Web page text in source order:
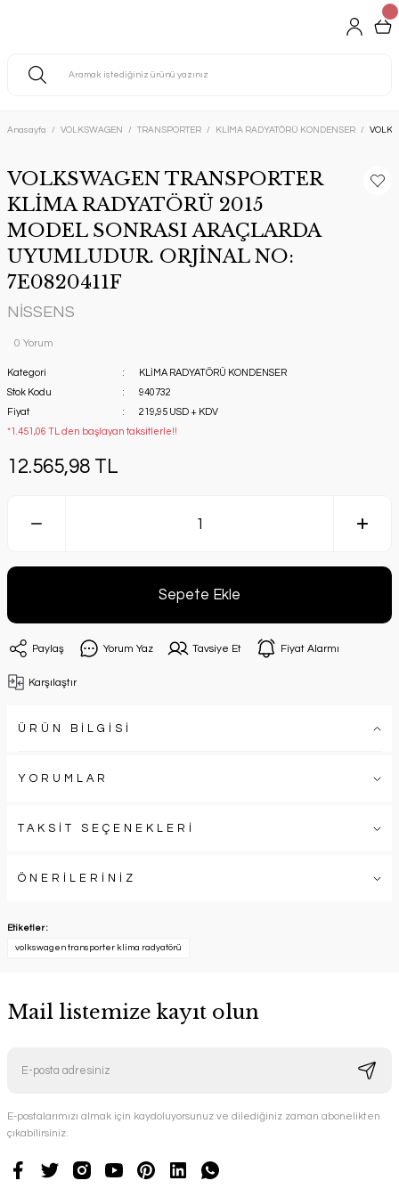
Anasayfa VOLKSWAGEN TRANSPORTER KLİMA RADYATÖRÜ KONDENSER
VOLKSWAGEN TRANSPORTER
KLİMA RADYATÖRÜ 2015
MODEL SONRASI ARAÇLARDA
UYUMLUDUR. ORJİNAL NO:
7E0820411F
NİSSENS
0 Yorum
Kategori
KLİMA RADYATÖRÜ KONDENSER
Stok Kodu
940732
Fiyat
219,95 USD + KDV
*1.451,06 TL den başlayan taksitlerle!!
12.565,98 TL
Sepete Ekle
Paylaş Yorum Yaz Tavsiye Et Fiyat Alarmı
Karşılaştır
ÜRÜN BİLGİSİ
YORUMLAR
TAKSİT SEÇENEKLERİ
ÖNERİLERİNİZ
Etiketler :
volkswagen transporter klima radyatörü
Mail listemize kayıt olun
E-postalarımızı almak için kaydoluyorsunuz ve dilediğiniz zaman abonelikten
çıkabilirsiniz.